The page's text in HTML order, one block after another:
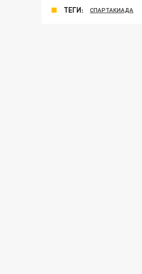
ТЕГИ: СПАРТАКИАДА